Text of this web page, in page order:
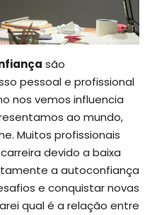
são
pessoal e profissional
nos vemos influencia
ao mundo,
Muitos profissionais
devido a baixa
a autoconfiança
e conquistar novas
qual é a relação entre